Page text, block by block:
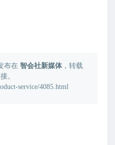
布在 智会社新媒体，转载
。
service/4085.html